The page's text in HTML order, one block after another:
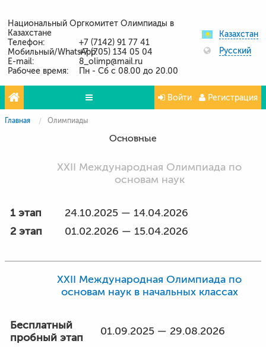
Национальный Оргкомитет Олимпиады в
Казахстане
Телефон:
+7 (7142) 91 77 41
Мобильный/WhatsApp:+7 (705) 134 05 04
E-mail:
8_olimp@mail.ru
Рабочее время:
Пн - Сб с 08.00 до 20.00
Казахстан
Русский
Олимпиады
Фото и видео
Войти Регистрация
Главная Олимпиады
Основные
XXII Международная Олимпиада по
основам наук
1 этап
24.10.2025 — 14.04.2026
2 этап
01.02.2026 — 15.04.2026
XXII Международная Олимпиада по
основам наук в начальных классах
Бесплатный
пробный этап
01.09.2025 — 29.08.2026